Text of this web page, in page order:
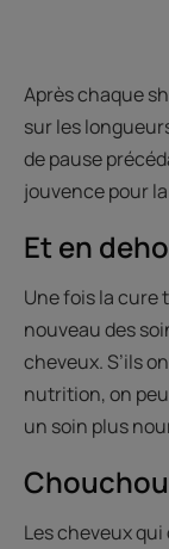
Après chaque
sur les
de pause
jouvence pour
Et en
Une fois la cure
nouveau des
cheveux. S’ils
nutrition, on
un soin plus
Les cheveux